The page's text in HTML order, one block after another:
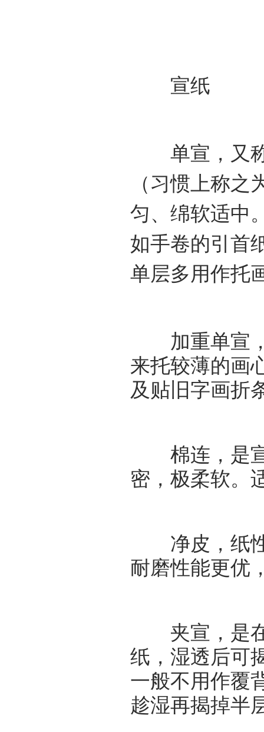
宣纸
单宣，又称
（习惯上称
匀、绵软适中
如手卷的引首
单层多用作托
加重单宣，
来托较薄的画
及贴旧字画折
棉连，是宣
密，极柔软。
净皮，纸性
耐磨性能更优
夹宣，是在
纸，湿透后可
一般不用作覆
趁湿再揭掉半